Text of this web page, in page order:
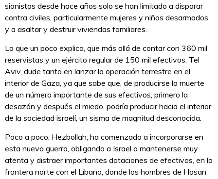
sionistas desde hace años solo se han limitado a disparar
contra civiles, particularmente mujeres y niños desarmados,
y a asaltar y destruir viviendas familiares.
Lo que un poco explica, que más allá de contar con 360 mil
reservistas y un ejército regular de 150 mil efectivos, Tel
Aviv, dude tanto en lanzar la operación terrestre en el
interior de Gaza, ya que sabe que, de producirse la muerte
de un número importante de sus efectivos, primero la
desazón y después el miedo, podría producir hacia el interior
de la sociedad israelí, un sisma de magnitud desconocida.
Poco a poco, Hezbollah, ha comenzado a incorporarse en
esta nueva guerra, obligando a Israel a mantenerse muy
atenta y distraer importantes dotaciones de efectivos, en la
frontera norte con el Líbano, donde los hombres de Hasan